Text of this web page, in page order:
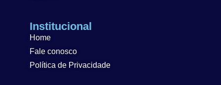
Institucional
Home
Fale conosco
Política de Privacidade